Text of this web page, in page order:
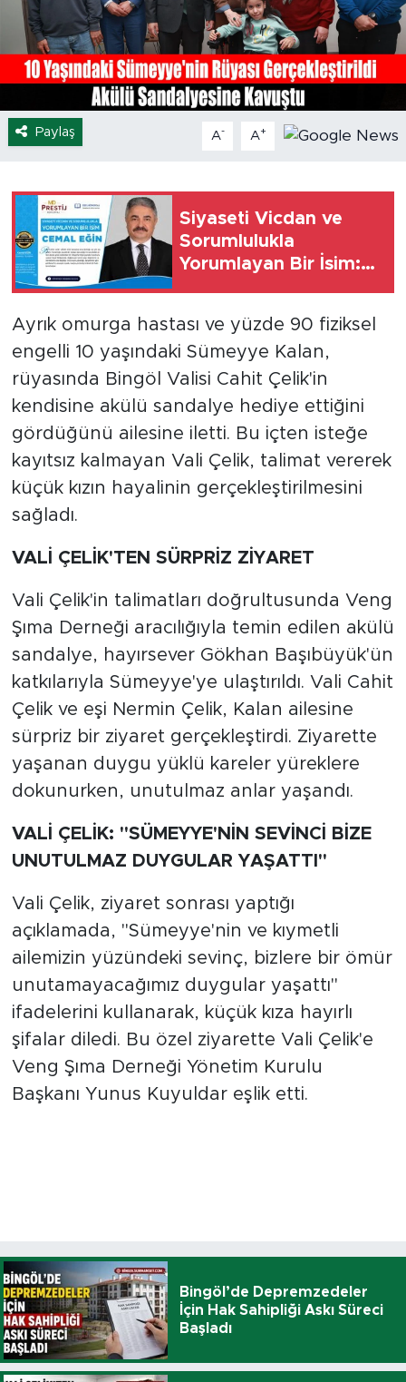
Paylaş A- A+
Siyaseti Vicdan ve
Sorumlulukla
Yorumlayan Bir İsim:
Ayrık omurga hastası ve yüzde 90 fiziksel
engelli 10 yaşındaki Sümeyye Kalan,
rüyasında Bingöl Valisi Cahit Çelik'in
kendisine akülü sandalye hediye ettiğini
gördüğünü ailesine iletti. Bu içten isteğe
kayıtsız kalmayan Vali Çelik, talimat vererek
küçük kızın hayalinin gerçekleştirilmesini
sağladı.
VALİ ÇELİK'TEN SÜRPRİZ ZİYARET
Vali Çelik'in talimatları doğrultusunda Veng
Şıma Derneği aracılığıyla temin edilen akülü
sandalye, hayırsever Gökhan Başıbüyük'ün
katkılarıyla Sümeyye'ye ulaştırıldı. Vali Cahit
Çelik ve eşi Nermin Çelik, Kalan ailesine
sürpriz bir ziyaret gerçekleştirdi. Ziyarette
yaşanan duygu yüklü kareler yüreklere
dokunurken, unutulmaz anlar yaşandı.
VALİ ÇELİK: "SÜMEYYE'NİN SEVİNCİ BİZE
UNUTULMAZ DUYGULAR YAŞATTI"
Vali Çelik, ziyaret sonrası yaptığı
açıklamada, "Sümeyye'nin ve kıymetli
ailemizin yüzündeki sevinç, bizlere bir ömür
unutamayacağımız duygular yaşattı"
ifadelerini kullanarak, küçük kıza hayırlı
şifalar diledi. Bu özel ziyarette Vali Çelik'e
Veng Şıma Derneği Yönetim Kurulu
Başkanı Yunus Kuyuldar eşlik etti.
Bingöl’de Depremzedeler
İçin Hak Sahipliği Askı Süreci
Başladı
Hava Durumu
Tavz Der
Bingöl Kaza Haberleri